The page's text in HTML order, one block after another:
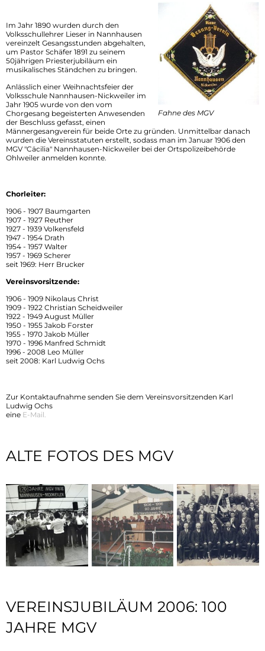
Fahne des MGV
Im Jahr 1890 wurden durch den
Volksschullehrer Lieser in Nannhausen
vereinzelt Gesangsstunden abgehalten,
um Pastor Schäfer 1891 zu seinem
50jährigen Priesterjubiläum ein
musikalisches Ständchen zu bringen.
Anlässlich einer Weihnachtsfeier der
Volksschule Nannhausen-Nickweiler im
Jahr 1905 wurde von den vom
Chorgesang begeisterten Anwesenden
der Beschluss gefasst, einen
Männergesangverein für beide Orte zu gründen. Unmittelbar danach
wurden die Vereinsstatuten erstellt, sodass man im Januar 1906 den
MGV "Cäcilia" Nannhausen-Nickweiler bei der Ortspolizeibehörde
Ohlweiler anmelden konnte.
Chorleiter:
1906 - 1907 Baumgarten
1907 - 1927 Reuther
1927 - 1939 Volkensfeld
1947 - 1954 Drath
1954 - 1957 Walter
1957 - 1969 Scherer
seit 1969: Herr Brucker
Vereinsvorsitzende:
1906 - 1909 Nikolaus Christ
1909 - 1922 Christian Scheidweiler
1922 - 1949 August Müller
1950 - 1955 Jakob Forster
1955 - 1970 Jakob Müller
1970 - 1996 Manfred Schmidt
1996 - 2008 Leo Müller
seit 2008: Karl Ludwig Ochs
Zur Kontaktaufnahme senden Sie dem Vereinsvorsitzenden Karl
Ludwig Ochs
eine E-Mail.
ALTE FOTOS DES MGV
VEREINSJUBILÄUM 2006: 100
JAHRE MGV